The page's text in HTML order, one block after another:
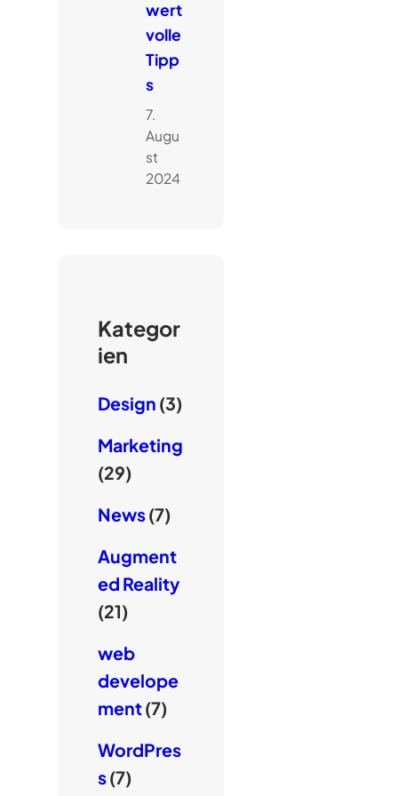
wert
volle
Tipp
s
7.
Augu
st
2024
Kategor
ien
Design (3)
Marketing
(29)
News(7)
Augment
ed Reality
(21)
web
develope
ment(7)
WordPres
s(7)